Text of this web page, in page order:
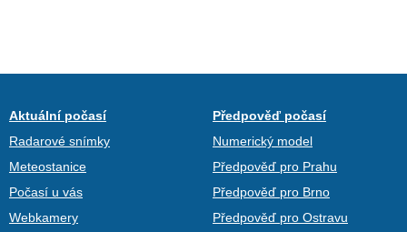
Aktuální počasí
Radarové snímky
Meteostanice
Počasí u vás
Webkamery
Předpověď počasí
Numerický model
Předpověď pro Prahu
Předpověď pro Brno
Předpověď pro Ostravu